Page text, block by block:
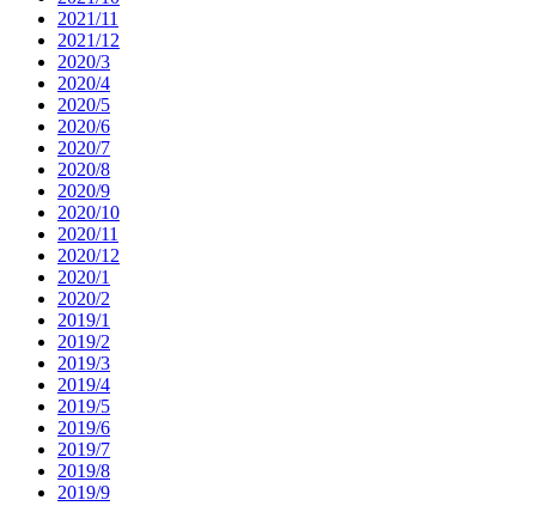
2021/11
2021/12
2020/3
2020/4
2020/5
2020/6
2020/7
2020/8
2020/9
2020/10
2020/11
2020/12
2020/1
2020/2
2019/1
2019/2
2019/3
2019/4
2019/5
2019/6
2019/7
2019/8
2019/9